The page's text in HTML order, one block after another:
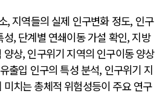
, 지역들의 실제 인구변화 정도, 인구
, 단계별 연쇄이동 가설 확인, 지방
상, 인구위기 지역의 인구이동 양상
출입 인구의 특성 분석, 인구위기 지
치는 총체적 위험성등이 주요 연구